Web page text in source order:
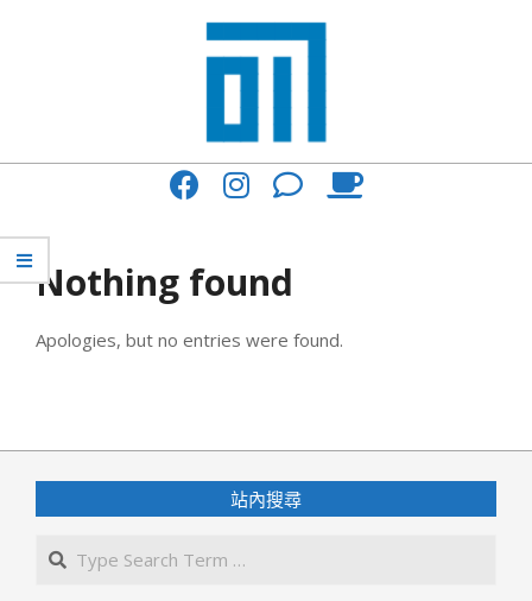
017
與
你
一
啡
館
Menu
Nothing found
Apologies, but no entries were found.
站內搜尋